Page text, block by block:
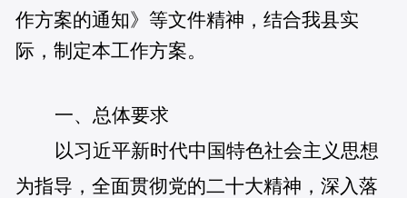
作方案的通知》等文件精神，结合我县实
际，制定本工作方案。
一、总体要求
以习近平新时代中国特色社会主义思想
为指导，全面贯彻党的二十大精神，深入落